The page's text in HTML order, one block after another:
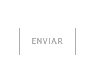
ENVIAR